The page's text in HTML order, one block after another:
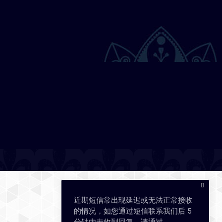
近期短信常出现延迟或无法正常接收
的情况，如您通过短信联系我们后 5